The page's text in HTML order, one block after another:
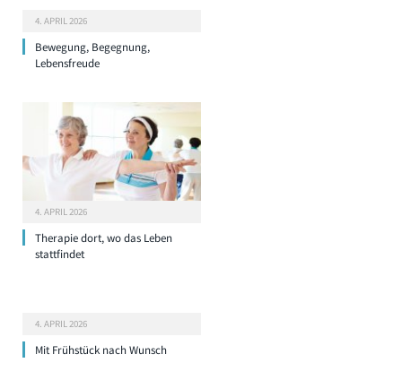
4. APRIL 2026
Bewegung, Begegnung,
Lebensfreude
4. APRIL 2026
Therapie dort, wo das Leben
stattfindet
4. APRIL 2026
Mit Frühstück nach Wunsch